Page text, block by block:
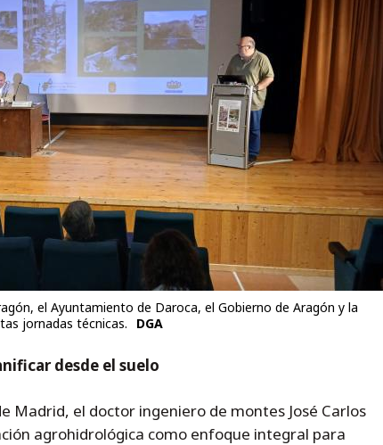
el Ayuntamiento de Daroca, el Gobierno de Aragón y la
jornadas técnicas.
DGA
desde el suelo
Madrid, el doctor ingeniero de montes José Carlos
agrohidrológica como enfoque integral para